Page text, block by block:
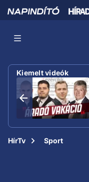
Kiemelt videók
HírTv Sport